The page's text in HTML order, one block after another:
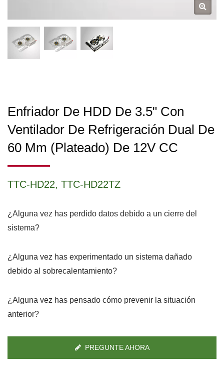
Enfriador De HDD De 3.5" Con
Ventilador De Refrigeración Dual De
60 Mm (plateado) De 12V CC
TTC-HD22, TTC-HD22TZ
¿Alguna vez has perdido datos debido a un cierre del
sistema?
¿Alguna vez has experimentado un sistema dañado
debido al sobrecalentamiento?
¿Alguna vez has pensado cómo prevenir la situación
anterior?
PREGUNTE AHORA